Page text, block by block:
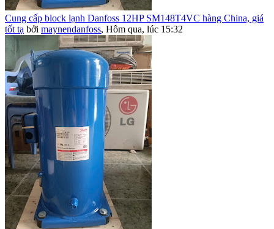
Cung cấp block lạnh Danfoss 12HP SM148T4VC hàng China, giá
tốt tạ bởi maynendanfoss, Hôm qua, lúc 15:32